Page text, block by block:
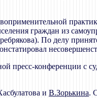
граждан из
По делу
пресс-конференции с
и В.Зорькина.